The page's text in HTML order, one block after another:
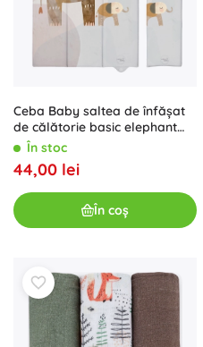
Ceba Baby saltea de înfășat
de călătorie basic elephant
family 80 × 50 cm
În stoc
44,00 lei
În coș